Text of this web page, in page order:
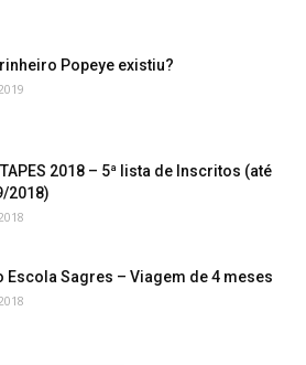
Popeye existiu?
2018 – 5ª lista de Inscritos (até
2018)
Escola Sagres – Viagem de 4 meses